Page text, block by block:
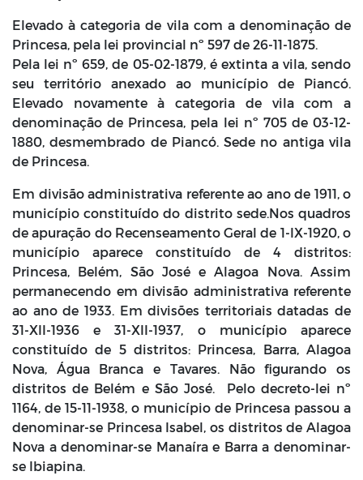
Elevado à categoria de vila com a denominação de
Princesa, pela lei provincial nº 597 de 26-11-1875.
Pela lei nº 659, de 05-02-1879, é extinta a vila, sendo
seu território anexado ao município de Piancó.
Elevado novamente à categoria de vila com a
denominação de Princesa, pela lei nº 705 de 03-12-
1880, desmembrado de Piancó. Sede no antiga vila
de Princesa.
Em divisão administrativa referente ao ano de 1911, o
município constituído do distrito sede.Nos quadros
de apuração do Recenseamento Geral de 1-IX-1920, o
município aparece constituído de 4 distritos:
Princesa, Belém, São José e Alagoa Nova. Assim
permanecendo em divisão administrativa referente
ao ano de 1933. Em divisões territoriais datadas de
31-XII-1936 e 31-XII-1937, o município aparece
constituído de 5 distritos: Princesa, Barra, Alagoa
Nova, Água Branca e Tavares. Não figurando os
distritos de Belém e São José. Pelo decreto-lei nº
1164, de 15-11-1938, o município de Princesa passou a
denominar-se Princesa Isabel, os distritos de Alagoa
Nova a denominar-se Manaíra e Barra a denominar-
se Ibiapina.